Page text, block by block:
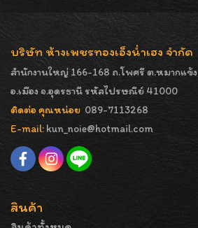
บริษัท ห้างเพชรทองเอ็งน่ำเฮง จำกัด
สำนักงานใหญ่ 166-168 ถ.โพศรี ต.หมากแข้ง
อ.เมือง จ.อุดรธานี รหัสไปรษณีย์ 41000
ติดต่อ คุณหน่อย 089-7113268
E-mail: kun_noie@hotmail.com
สินค้า